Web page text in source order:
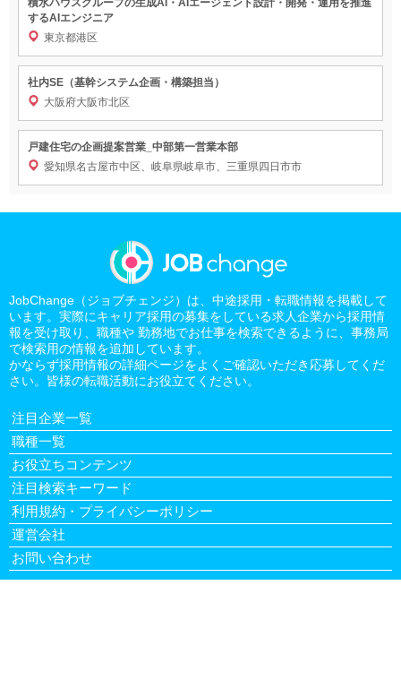
積水ハウスグループの生成AI・AIエージェント設計・開発・運用を推進
するAIエンジニア
東京都港区
社内SE（基幹システム企画・構築担当）
大阪府大阪市北区
戸建住宅の企画提案営業_中部第一営業本部
愛知県名古屋市中区、岐阜県岐阜市、三重県四日市市
JobChange（ジョブチェンジ）は、中途採用・転職情報を掲載して
います。実際にキャリア採用の募集をしている求人企業から採用情
報を受け取り、職種や 勤務地でお仕事を検索できるように、事務局
で検索用の情報を追加しています。
かならず採用情報の詳細ページをよくご確認いただき応募してくだ
さい。皆様の転職活動にお役立てください。
注目企業一覧
職種一覧
お役立ちコンテンツ
注目検索キーワード
利用規約・プライバシーポリシー
運営会社
お問い合わせ